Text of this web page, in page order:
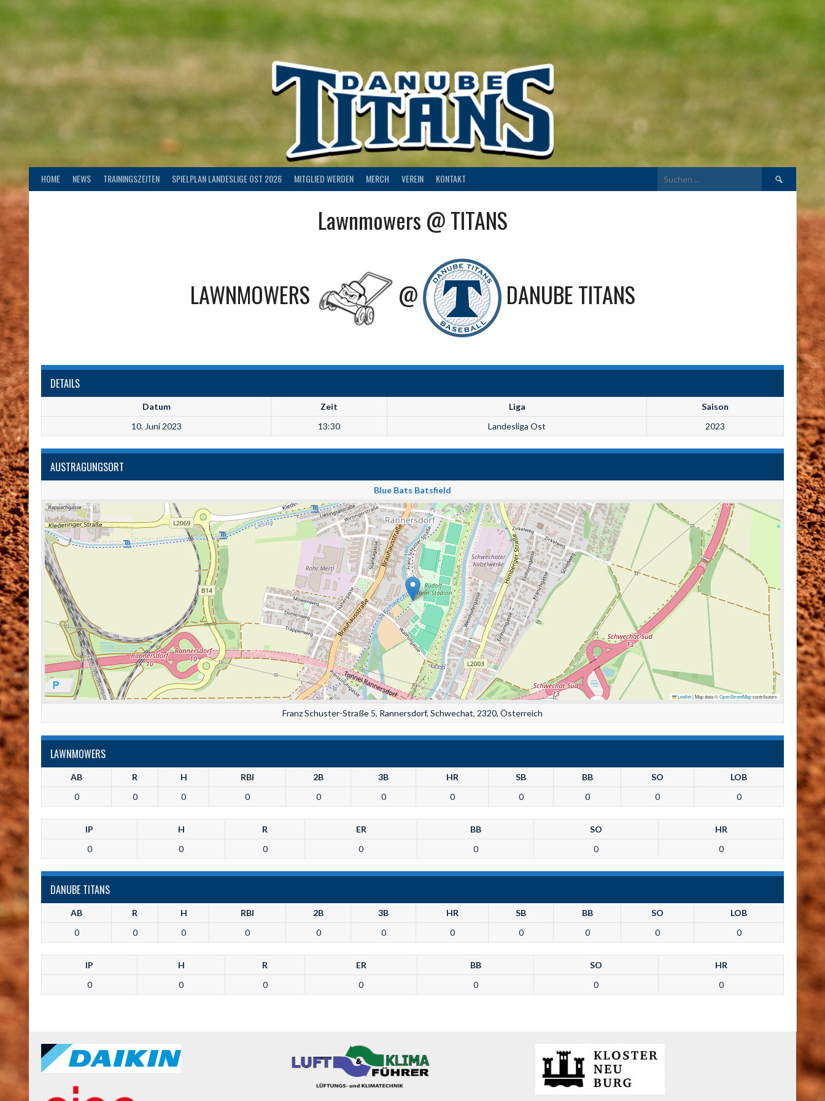
HOME NEWS TRAININGSZEITEN SPIELPLAN LANDESLIGE OST 2026 MITGLIED WERDEN MERCH VEREIN KONTAKT
Suchen
Lawnmowers @ TITANS
LAWNMOWERS @ DANUBE TITANS
DETAILS
Datum Zeit Liga
Saison
10. Juni 2023
13:30 Landesliga Ost 2023
AUSTRAGUNGSORT
Blue Bats Batsfield
Leaflet|Map data ©OpenStreetMapcontributors
Franz Schuster-Straße 5, Rannersdorf, Schwechat, 2320, Österreich
LAWNMOWERS
AB R H RBI 2B 3B HR SB BB SO
LOB
0
0 0 0 0 0 0 0 0 0 0
IP H R ER BB SO
HR
0
0 0 0 0 0 0
DANUBE TITANS
AB R H RBI 2B 3B HR SB BB SO
LOB
0
0 0 0 0 0 0 0 0 0 0
IP H R ER BB SO
HR
0
0 0 0 0 0 0